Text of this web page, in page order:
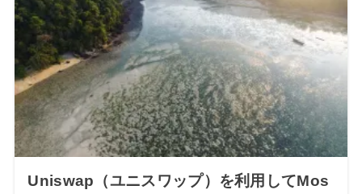
Uniswap（ユニスワップ）を利用してMos